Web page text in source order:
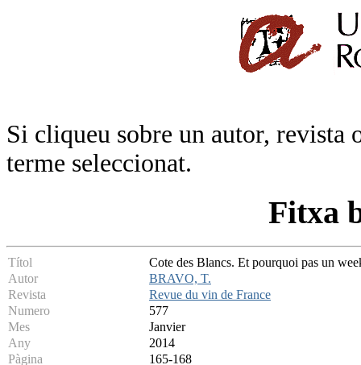
Si cliqueu sobre un autor, revista
terme seleccionat.
Fitxa
Títol
Cote des Blancs. Et pourquoi pas un
Autor
BRAVO, T.
Revista
Revue du vin de France
Numero
577
Mes
Janvier
Any
2014
Pàgina
165-168